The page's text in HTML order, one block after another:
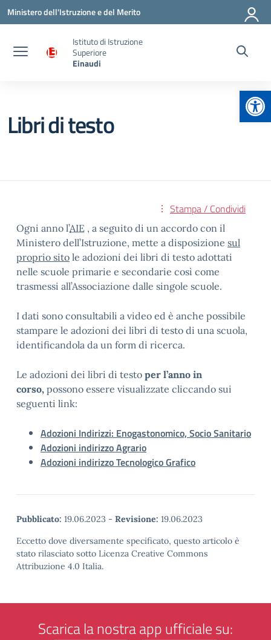
Vai ai contenuti
Vai al menu di navigazione
Vai al footer
Ministero dell'Istruzione e del Merito
Istituto di Istruzione
Superiore
Einaudi
Libri di testo
Stampa / Condividi
Ogni anno l’AIE , a seguito di un accordo con il
Ministero dell’Istruzione, mette a disposizione sul
proprio sito le adozioni dei libri di testo adottati
nelle scuole primarie e secondarie così come
trasmessi all’Associazione dalle singole scuole.
I dati sono consultabili a video ed è anche possibile
stampare le adozioni dei libri di testo di una scuola,
identificandola da un form di ricerca.
Le adozioni dei libri di testo per l’anno in
corso, possono essere visualizzate cliccando sui
seguenti link:
Adozioni Indirizzi: Enogastonomico, Socio Sanitario
Adozioni indirizzo Agrario
Adozioni indirizzo Tecnologico Grafico
Pubblicato: 19.06.2023 - Revisione: 19.06.2023
Eccetto dove diversamente specificato, questo articolo è
stato rilasciato sotto Licenza Creative Commons
Attribuzione 4.0 Italia.
Scarica la nostra app ufficiale su: